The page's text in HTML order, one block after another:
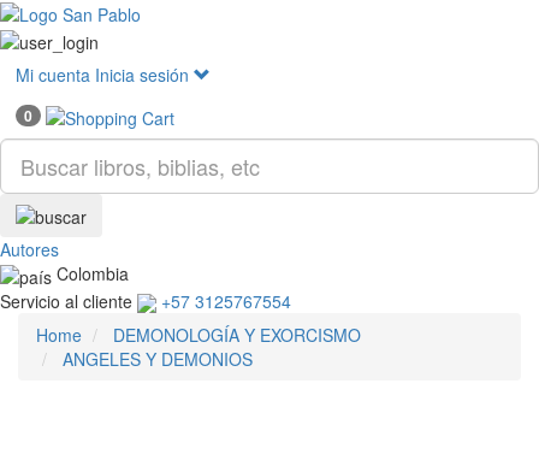
Mi cuenta Inicia sesión
0
Autores
Colombia
Servicio al cliente
+57 3125767554
Home
DEMONOLOGÍA Y EXORCISMO
ANGELES Y DEMONIOS